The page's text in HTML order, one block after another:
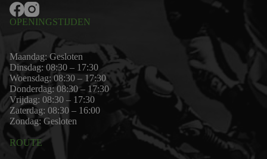
OPENINGSTIJDEN
Maandag: Gesloten
Dinsdag: 08:30 – 17:30
Woensdag: 08:30 – 17:30
Donderdag: 08:30 – 17:30
Vrijdag: 08:30 – 17:30
Zaterdag: 08:30 – 16:00
Zondag: Gesloten
ROUTE